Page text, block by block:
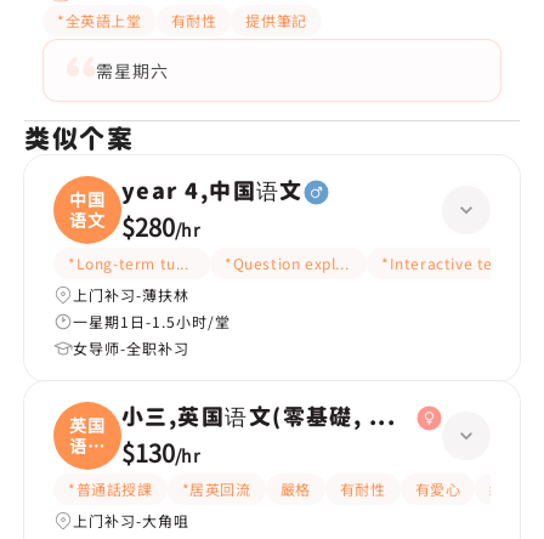
*全英語上堂 有耐性 提供筆記
需星期六
类似个案
中国
语文
year 4,中国语文
$280/hr
*Long-term tutoring *Question explanation*Interactive teaching
上门补习-薄扶林
一星期1日-1.5小时/堂
女导师-全职补习
英国
语文
(
小三,英国语文(零基礎, 會話)
$130/hr
*普通話授課 *居英回流 嚴格 有耐性 有愛心
細心
上门补习-大角咀